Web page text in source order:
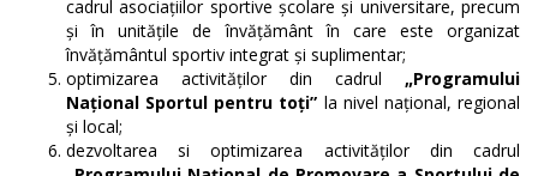
cadrul asociaţiilor sportive şcolare şi universitare, precum
şi în unităţile de învăţământ în care este organizat
învăţământul sportiv integrat şi suplimentar;
optimizarea activităţilor din cadrul „Programului
Naţional Sportul pentru toţi” la nivel naţional, regional
şi local;
dezvoltarea si optimizarea activităţilor din cadrul